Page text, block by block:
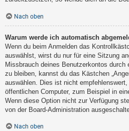
Nach oben
Warum werde ich automatisch
Wenn du beim Anmelden das
auswählst, wirst du nur für eine Sitzung
Missbrauch deines Benutzerkontos durch
zu bleiben, kannst du das Kästchen
auswählen. Dies ist nicht
öffentlichen Computer, zum Beispiel in
Wenn diese Option nicht zur Verfügung
von der Board-Administration
Nach oben